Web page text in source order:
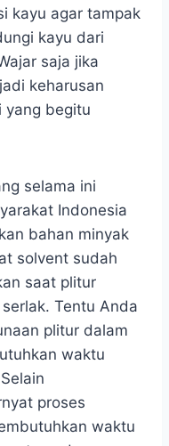
kayu agar tampak
kayu dari
saja jika
keharusan
yang begitu
selama ini
Indonesia
bahan minyak
solvent sudah
saat plitur
Tentu Anda
plitur dalam
waktu
proses
waktu